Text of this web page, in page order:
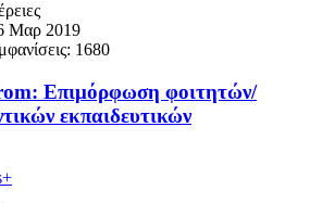
Μαρ 2019
1680
Επιμόρφωση φοιτητών/
εκπαιδευτικών